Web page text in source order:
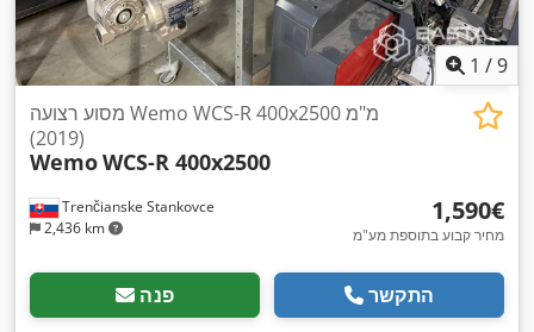
1 /9
Trenčianske Stankovce
2,436 km
מסוע רצועה Wemo WCS-R 400x2500 מ"מ
(2019)
WemoWCS-R 400x2500
‏1,590 ‏€
מחיר קבוע בתוספת מע"מ
פנה התקשר